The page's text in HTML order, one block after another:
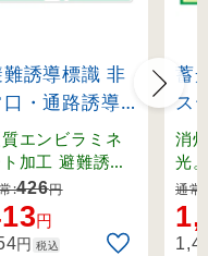
誘導標識 非
・通路誘導
識 (硬質エン
) 120×360mm
印 緑地
エンビラミネ
加工 避難誘導
:426円
円
円 税込
蓄
ス
ド
消
光
に
ッ
通常: